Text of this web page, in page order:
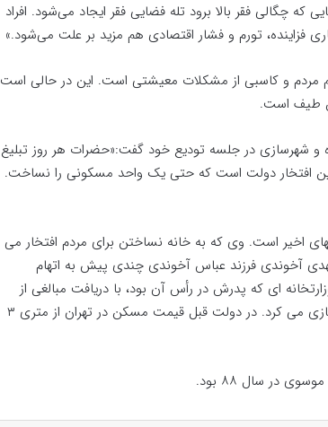
الان بالای ۲۵ درصد هستند. جایی که چگالی فقر بالا برود تله فضایی فقر ایجاد می‌شود. افراد
فزاینده، تورم و فشار اقتصادی هم مزید بر علت می‌شود.»
مردم و کاسبی از مشکلات معیشتی است. این در حالی است
طیف است.
و شهرسازی در جلسه تودیع خود گفت:«حضرات هر روز تبلیغ
افتخار دولت است که حتی یک واحد مسکونی را نساخت.
اخیر است. وی که به خانه نساختن برای مردم افتخار می
آخوندی فرزند عباس آخوندی چندی پیش به اتهام
ای که پدرش در رأس آن بود، با دریافت مبالغی از
بعضی پیمانکاران برای آنها در وزارتخانه دستور گرفته یا کارسازی می کرد. در دولت قبل قیمت مسکن در تهران از متری ۳
در سال ۸۸ بود.